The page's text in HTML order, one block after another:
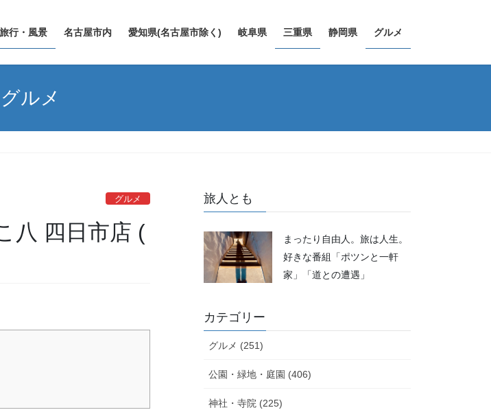
旅行・風景 名古屋市内 愛知県(名古屋市除く) 岐阜県 三重県 静岡県 グルメ
グルメ
グルメ
八 四日市店 (
旅人とも
まったり自由人。旅は人生。
好きな番組「ポツンと一軒
家」「道との遭遇」
カテゴリー
グルメ (251)
公園・緑地・庭園 (406)
神社・寺院 (225)